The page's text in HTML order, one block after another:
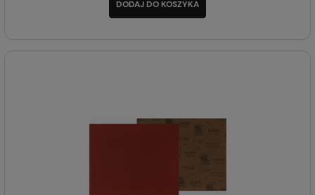
DODAJ DO KOSZYKA